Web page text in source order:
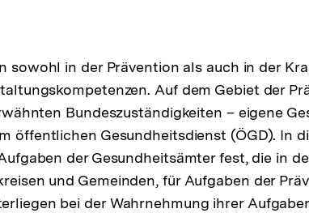
sowohl in der Prävention als auch in der
Auf dem Gebiet der
Bundeszuständigkeiten – eigene
öffentlichen Gesundheitsdienst (ÖGD). In
der Gesundheitsämter fest, die in
und Gemeinden, für Aufgaben der
bei der Wahrnehmung ihrer